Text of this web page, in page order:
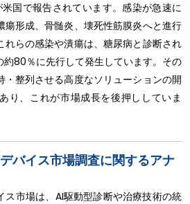
国で報告されています。感染が急速に
瘍形成、骨髄炎、壊死性筋膜炎へと進行
れらの感染や潰瘍は、糖尿病と診断され
約80％に先行して発生しています。その
・整列させる高度なソリューションの開
り、これが市場成長を後押ししていま
バイス市場調査に関するアナ
ス市場は、AI駆動型診断や治療技術の統